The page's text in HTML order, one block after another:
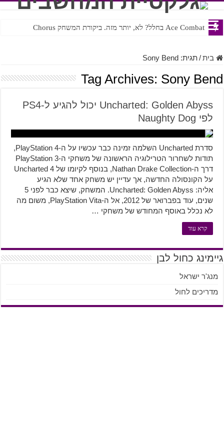
Ace Combat בחלל? לא, יותר מזה. ביקורת המשחק Chorus
Steven Universe והשירים שתורגמו בצורה נוראית לעברית
בית/תגית:Sony Bend
Tag Archives: Sony Bend
Uncharted: Golden Abyss יכול להגיע ל-PS4
לפי Naughty Dog
סדרת Uncharted השלמה זמינה כבר עכשיו על ה-PlayStation 4,
תודות לשחרור הטרילוגיה הראשונה של משחקי ה-PlayStation 3
דרך ה-Nathan Drake Collection, בנוסף לקיומו של Uncharted 4
על הקונסולה החדשה, אך עדיין יש משחק אחד שלא הגיע
אליה: Uncharted: Golden Abyss. המשחק, שיצא כבר לפני 5
שנים, עוד בפברואר של 2012, אל ה-PlayStation Vita, משום מה
לא נכלל באוסף המחודש של משחקי …
קרא עוד
גיימינג כחול לבן
מנג'ר ישראל
מדריכים לחול